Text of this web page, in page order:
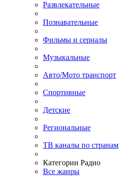
Развлекательные
Познавательные
Фильмы и сериалы
Музыкальные
Авто/Мото транспорт
Спортивные
Детские
Региональные
ТВ каналы по странам
Категории Радио
Все жанры